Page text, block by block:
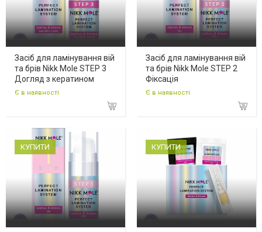
Засіб для ламінування вій
та брів Nikk Mole STEP 3
Догляд з кератином
Є в наявності
Засіб для ламінування вій
та брів Nikk Mole STEP 2
Фіксація
Є в наявності
КУПИТИ КУПИТИ